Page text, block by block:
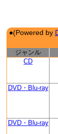
●(Powered by
ジャンル
CD
DVD・Blu-ray
DVD・Blu-ray